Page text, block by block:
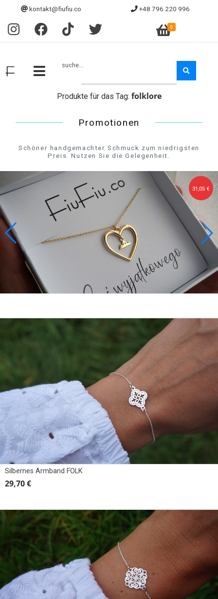
kontakt@fiufiu.co +48 796 220 996
0
suche...
Produkte für das Tag: folklore
Promotionen
Schöner handgemachter Schmuck zum niedrigsten
Preis. Nutzen Sie die Gelegenheit.
31,05 €
Silbernes Armband FOLK
29,70 €